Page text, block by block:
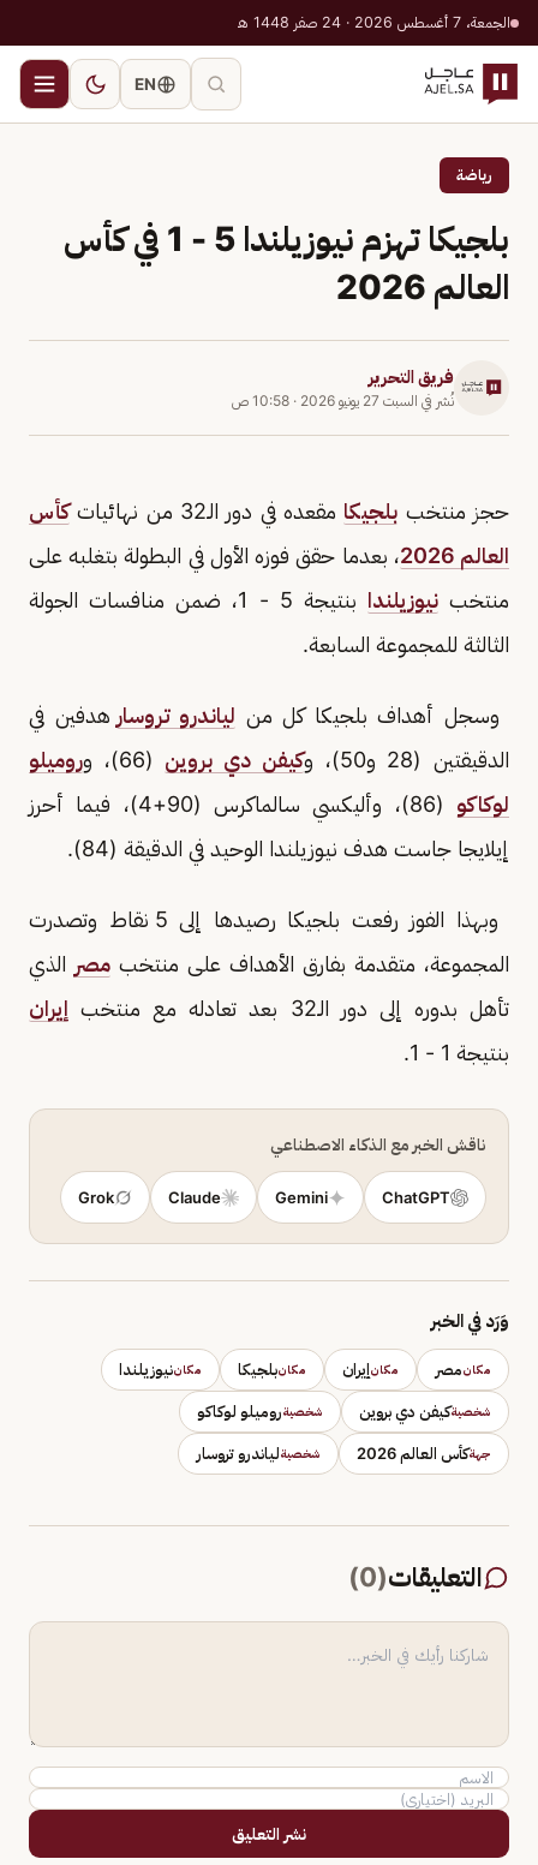
الجمعة، 7 أغسطس 2026 · 24 صفر 1448 هـ
EN
رياضة
بلجيكا تهزم نيوزيلندا 5 - 1 في كأس
العالم 2026
فريق التحرير
نُشر في السبت 27 يونيو 2026 · 10:58 ص
حجز منتخب بلجيكا مقعده في دور الـ32 من نهائيات
كأس
العالم 2026
، بعدما حقق فوزه الأول في البطولة بتغلبه على
منتخبنيوزيلندا
بنتيجة 5 - 1، ضمن منافسات الجولة
الثالثة للمجموعة السابعة.
وسجل أهداف بلجيكا كل من لياندرو تروسار هدفين في
الدقيقتين (28 و50)، و
كيفن دي بروين (66)، و
روميلو
لوكاكو
(86)، وأليكسي سالماكرس (90+4)، فيما أحرز
إيلايجا جاست هدف نيوزيلندا الوحيد في الدقيقة (84).
وبهذا الفوز رفعت بلجيكا رصيدها إلى 5 نقاط وتصدرت
المجموعة، متقدمة بفارق الأهداف على منتخب مصر الذي
تأهل بدوره إلى دور الـ32 بعد تعادله مع منتخب
إيران
بنتيجة 1 - 1.
ناقش الخبر مع الذكاء الاصطناعي
ChatGPT
Gemini
Claude
Grok
وَرَد في الخبر
مكانمصر مكانإيران مكانبلجيكا مكاننيوزيلندا
شخصيةكيفن دي بروين شخصيةروميلو لوكاكو
جهةكأس العالم 2026 شخصيةلياندرو تروسار
التعليقات(
0
)
نشر التعليق